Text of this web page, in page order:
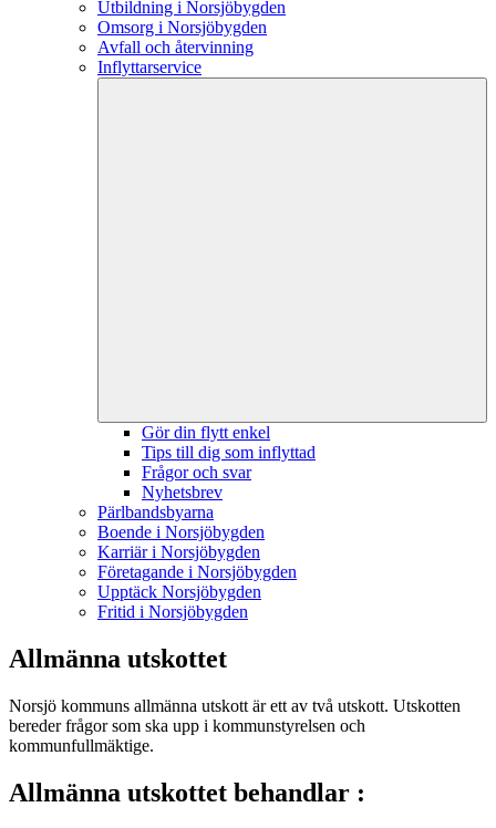
Utbildning i Norsjöbygden
Omsorg i Norsjöbygden
Avfall och återvinning
Inflyttarservice
Gör din flytt enkel
Tips till dig som inflyttad
Frågor och svar
Nyhetsbrev
Pärlbandsbyarna
Boende i Norsjöbygden
Karriär i Norsjöbygden
Företagande i Norsjöbygden
Upptäck Norsjöbygden
Fritid i Norsjöbygden
Allmänna utskottet
Norsjö kommuns allmänna utskott är ett av två utskott. Utskotten
bereder frågor som ska upp i kommunstyrelsen och
kommunfullmäktige.
Allmänna utskottet behandlar :